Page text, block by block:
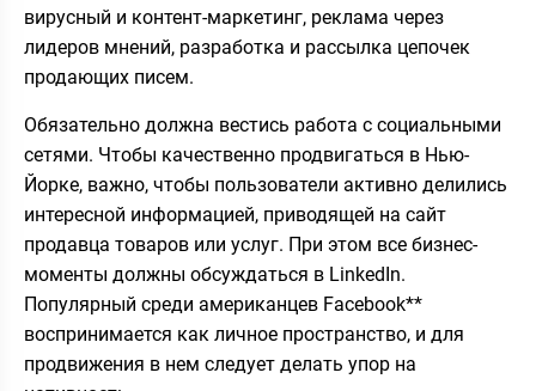
вирусный и контент-маркетинг, реклама через
лидеров мнений, разработка и рассылка цепочек
продающих писем.
Обязательно должна вестись работа с социальными
сетями. Чтобы качественно продвигаться в Нью-
Йорке, важно, чтобы пользователи активно делились
интересной информацией, приводящей на сайт
продавца товаров или услуг. При этом все бизнес-
моменты должны обсуждаться в LinkedIn.
Популярный среди американцев Facebook**
воспринимается как личное пространство, и для
продвижения в нем следует делать упор на